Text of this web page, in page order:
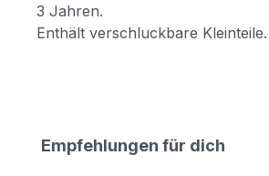
3 Jahren.
Enthält verschluckbare Kleinteile.
Produktgalerie überspringen
Empfehlungen für dich